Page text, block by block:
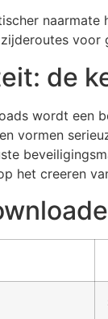
voor
de
wordt
vormen
het creeren